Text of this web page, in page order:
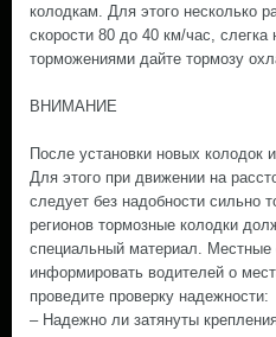
колодкам. Для этого несколько
скорости 80 до 40 км/час,
торможениями дайте тормозу
ВНИМАНИЕ
После установки новых колодок
Для этого при движении на
следует без надобности сильно
регионов тормозные колодки
специальный материал.
информировать водителей о
проведите проверку надежности:
– Надежно ли затянуты